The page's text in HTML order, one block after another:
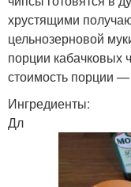
хрустящими
цельнозерновой
порции кабачковых
стоимость порции
Ингредиенты:
Дл